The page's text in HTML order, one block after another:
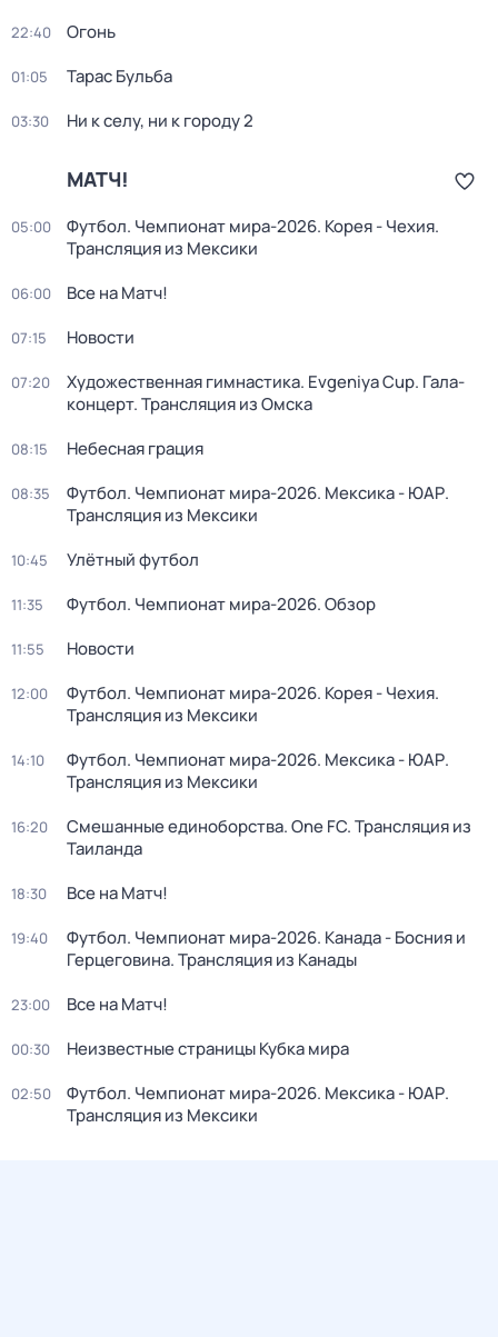
22:40 Огонь
01:05 Тарас Бульба
03:30 Ни к селу, ни к городу 2
МАТЧ!
05:00
Футбол. Чемпионат мира-2026. Корея - Чехия.
Трансляция из Мексики
06:00 Все на Матч!
07:15 Новости
07:20
Художественная гимнастика. Evgeniya Cup. Гала-
концерт. Трансляция из Омска
08:15 Небесная грация
08:35
Футбол. Чемпионат мира-2026. Мексика - ЮАР.
Трансляция из Мексики
10:45 Улётный футбол
11:35 Футбол. Чемпионат мира-2026. Обзор
11:55 Новости
12:00
Футбол. Чемпионат мира-2026. Корея - Чехия.
Трансляция из Мексики
14:10
Футбол. Чемпионат мира-2026. Мексика - ЮАР.
Трансляция из Мексики
16:20
Смешанные единоборства. One FC. Трансляция из
Таиланда
18:30 Все на Матч!
19:40
Футбол. Чемпионат мира-2026. Канада - Босния и
Герцеговина. Трансляция из Канады
23:00 Все на Матч!
00:30 Неизвестные страницы Кубка мира
02:50
Футбол. Чемпионат мира-2026. Мексика - ЮАР.
Трансляция из Мексики